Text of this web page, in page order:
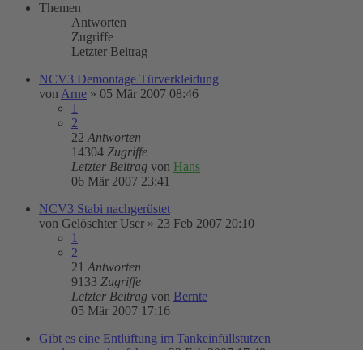
Themen
Antworten
Zugriffe
Letzter Beitrag
NCV3 Demontage Türverkleidung
von Arne » 05 Mär 2007 08:46
1
2
22 Antworten
14304 Zugriffe
Letzter Beitrag von Hans
06 Mär 2007 23:41
NCV3 Stabi nachgerüstet
von Gelöschter User » 23 Feb 2007 20:10
1
2
21 Antworten
9133 Zugriffe
Letzter Beitrag von Bernte
05 Mär 2007 17:16
Gibt es eine Entlüftung im Tankeinfüllstutzen